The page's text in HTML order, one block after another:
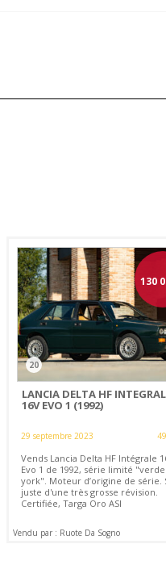
130
20
LANCIA DELTA HF
16V EVO 1 (1992)
29 septembre 2023
Vends Lancia Delta HF Intégrale
Evo 1 de 1992, série limité "verde
york". Moteur d’origine de série.
juste d'une très grosse révision.
Certifiée, Targa Oro ASI
Vendu par : Ruote Da Sogno